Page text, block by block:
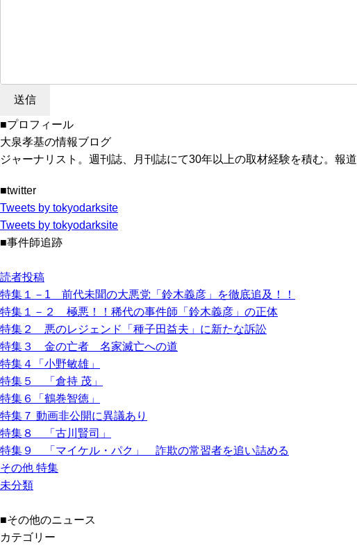
■プロフィール
大泉孝基の情報ブログ
ジャーナリスト。週刊誌、月刊誌にて30年以上の取材経験を積む。報
■twitter
Tweets by tokyodarksite
Tweets by tokyodarksite
■事件師追跡
読者投稿
特集１－1 前代未聞の大悪党「鈴木義彦」を徹底追及！！
特集１－２ 極悪！！稀代の事件師「鈴木義彦」の正体
特集２ 悪のレジェンド「種子田益夫」に新たな訴訟
特集３ 金の亡者 名家滅亡への道
特集４「小野敏雄」
特集５ 「倉持 茂」
特集６「鶴巻智徳」
特集７ 動画非公開に異議あり
特集８ 「古川賢司」
特集９ 「マイケル・パク」 詐欺の常習者を追い詰める
その他 特集
未分類
■その他のニュース
カテゴリー